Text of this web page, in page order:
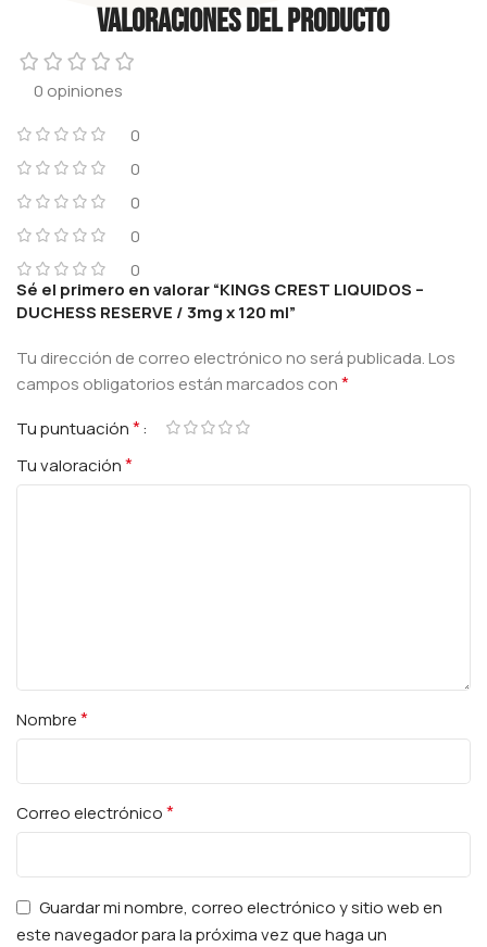
Valoraciones del producto
0 opiniones
0
0
0
0
0
Sé el primero en valorar “KINGS CREST LIQUIDOS –
DUCHESS RESERVE / 3mg x 120 ml”
Tu dirección de correo electrónico no será publicada.Los
campos obligatorios están marcados con*
Tu puntuación*
Tu valoración*
Nombre*
Correo electrónico*
Guardar mi nombre, correo electrónico y sitio web en
este navegador para la próxima vez que haga un